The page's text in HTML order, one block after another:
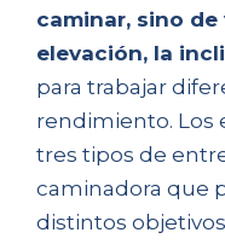
caminar, sino
elevación, la
para trabajar
rendimiento. Los
tres tipos de
caminadora que
distintos